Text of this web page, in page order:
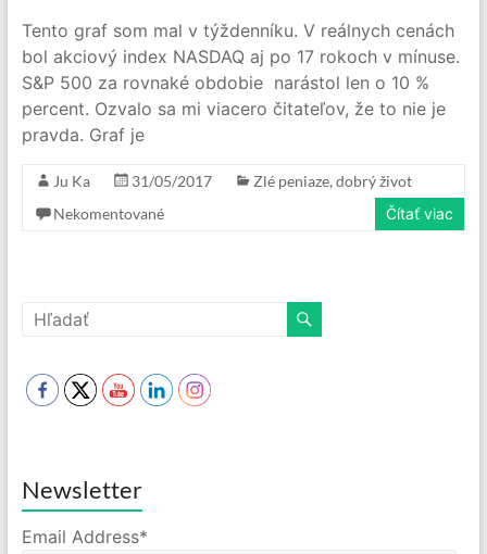
Tento graf som mal v týždenníku. V reálnych cenách
bol akciový index NASDAQ aj po 17 rokoch v mínuse.
S&P 500 za rovnaké obdobie narástol len o 10 %
percent. Ozvalo sa mi viacero čitateľov, že to nie je
pravda. Graf je
Ju Ka 31/05/2017
Zlé peniaze, dobrý život
Nekomentované
Čítať viac
Newsletter
Email Address*